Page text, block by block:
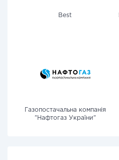
Best
Газопостачальна компанія
"Нафтогаз України"